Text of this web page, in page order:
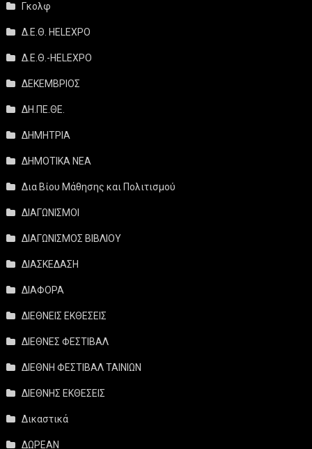
Γκολφ
Δ.Ε.Θ. HELEXPO
Δ.Ε.Θ.-HELEXPO
ΔΕΚΕΜΒΡΙΟΣ
ΔΗ.ΠΕ.ΘΕ.
ΔΗΜΗΤΡΙΑ
ΔΗΜΟΤΙΚΑ ΝΕΑ
Δια Βίου Μάθησης και Πολιτισμού
ΔΙΑΓΩΝΙΣΜΟΙ
ΔΙΑΓΩΝΙΣΜΟΣ ΒΙΒΛΙΟΥ
ΔΙΑΣΚΕΔΑΣΗ
ΔΙΑΦΟΡΑ
ΔΙΕΘΝΕΙΣ ΕΚΘΕΣΕΙΣ
ΔΙΕΘΝΕΣ ΦΕΣΤΙΒΑΛ
ΔΙΕΘΝΗ ΦΕΣΤΙΒΑΛ ΤΑΙΝΙΩΝ
ΔΙΕΘΝΗΣ ΕΚΘΕΣΕΙΣ
Δικαστικά
ΔΩΡΕΑΝ